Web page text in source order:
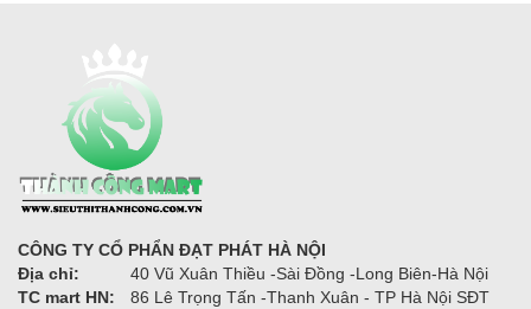
CÔNG TY CỔ PHẨN ĐẠT PHÁT HÀ NỘI
Địa chỉ:
40 Vũ Xuân Thiều -Sài Đồng -Long Biên-Hà Nội
TC mart HN:
86 Lê Trọng Tấn -Thanh Xuân - TP Hà Nội SĐT